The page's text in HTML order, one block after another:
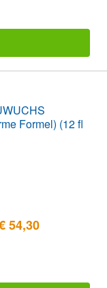
Formel) (12 fl
54,30